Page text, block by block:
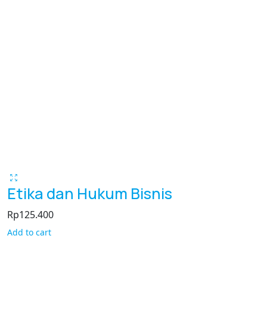
Etika dan Hukum Bisnis
Rp125.400
Add to cart